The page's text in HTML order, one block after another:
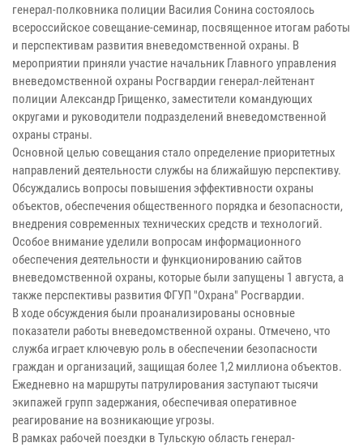
генерал-полковника полиции Василия Сонина состоялось
всероссийское совещание-семинар, посвященное итогам работы
и перспективам развития вневедомственной охраны. В
мероприятии приняли участие начальник Главного управления
вневедомственной охраны Росгвардии генерал-лейтенант
полиции Александр Грищенко, заместители командующих
округами и руководители подразделений вневедомственной
охраны страны.
Основной целью совещания стало определение приоритетных
направлений деятельности службы на ближайшую перспективу.
Обсуждались вопросы повышения эффективности охраны
объектов, обеспечения общественного порядка и безопасности,
внедрения современных технических средств и технологий.
Особое внимание уделили вопросам информационного
обеспечения деятельности и функционированию сайтов
вневедомственной охраны, которые были запущены 1 августа, а
также перспективы развития ФГУП "Охрана" Росгвардии.
В ходе обсуждения были проанализированы основные
показатели работы вневедомственной охраны. Отмечено, что
служба играет ключевую роль в обеспечении безопасности
граждан и организаций, защищая более 1,2 миллиона объектов.
Ежедневно на маршруты патрулирования заступают тысячи
экипажей групп задержания, обеспечивая оперативное
реагирование на возникающие угрозы.
В рамках рабочей поездки в Тульскую область генерал-